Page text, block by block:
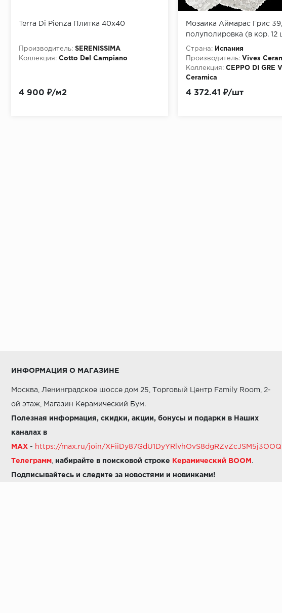
Terra Di Pienza Плитка 40x40
Производитель: SERENISSIMA
Коллекция: Cotto Del Campiano
4 900 ₽/м2
Мозаика Аймарас Грис
полуполировка (в кор. 12
- Mosaico Aymaras-SPR Gris
Страна:
Испания
Производитель: Vives
Коллекция: CEPPO DI GRE
Ceramica
4 372.41 ₽/шт
ИНФОРМАЦИЯ О МАГАЗИНЕ
Москва, Ленинградское шоссе дом 25, Торговый Центр Family Room, 2-
ой этаж, Магазин Керамический Бум.
Полезная информация, скидки, акции, бонусы и подарки в Наших
каналах в
MAX - https://max.ru/join/
Телеграмм набирайте в поисковой строке Керамический BOOM .
Подписывайтесь и следите за новостями и новинками!